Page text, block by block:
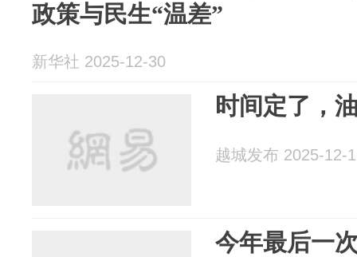
政策与民生“温差”
新华社 2025-12-30
时间定了，
越城发布 2025-12-
今年最后一